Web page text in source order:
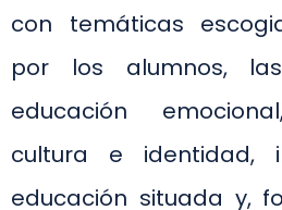
con temáticas
por los alumnos,
educación
cultura e identidad,
educación situada y,